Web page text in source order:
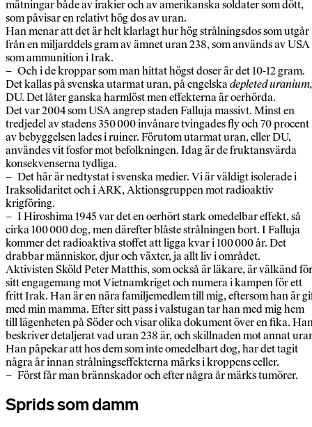
mätningar både av irakier och av amerikanska soldater som dött,
som påvisar en relativt hög dos av uran.
Han menar att det är helt klarlagt hur hög strålningsdos som utgår
från en miljarddels gram av ämnet uran 238, som används av USA
som ammunition i Irak.
– Och i de kroppar som man hittat högst doser är det 10-12 gram.
Det kallas på svenska utarmat uran, på engelskadepleted uranium,
DU. Det låter ganska harmlöst men effekterna är oerhörda.
Det var 2004 som USA angrep staden Falluja massivt. Minst en
tredjedel av stadens 350 000 invånare tvingades fly och 70 procent
av bebyggelsen lades i ruiner. Förutom utarmat uran, eller DU,
användes vit fosfor mot befolkningen. Idag är de fruktansvärda
konsekvenserna tydliga.
– Det här är nedtystat i svenska medier. Vi är väldigt isolerade i
Iraksolidaritet och i ARK, Aktionsgruppen mot radioaktiv
krigföring.
– I Hiroshima 1945 var det en oerhört stark omedelbar effekt, så
cirka 100 000 dog, men därefter blåste strålningen bort. I Falluja
kommer det radioaktiva stoffet att ligga kvar i 100 000 år. Det
drabbar människor, djur och växter, ja allt liv i området.
Aktivisten Sköld Peter Matthis, som också är läkare, är välkänd för
sitt engagemang mot Vietnamkriget och numera i kampen för ett
fritt Irak. Han är en nära familjemedlem till mig, eftersom han är
med min mamma. Efter sitt pass i valstugan tar han med mig hem
till lägenheten på Söder och visar olika dokument över en fika.
beskriver detaljerat vad uran 238 är, och skillnaden mot annat
Han påpekar att hos dem som inte omedelbart dog, har det tagit
några år innan strålningseffekterna märks i kroppens celler.
– Först får man brännskador och efter några år märks tumörer.
Sprids som damm